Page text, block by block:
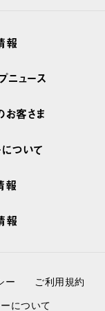
報
ニュース
客さま
ついて
報
報
ー
ご利用規約
について